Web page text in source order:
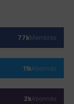
77kMembres
11kAbonnés
2kAbonnés